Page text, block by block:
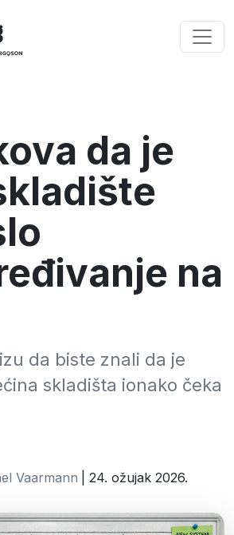
da je
na
da biste znali da je
skladišta ionako čeka
Vaarmann | 24. ožujak 2026.